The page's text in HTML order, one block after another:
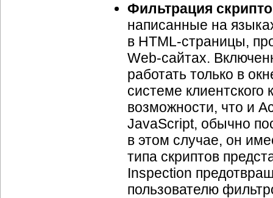
Фильтрация
написанные на
в HTML-страницы,
Web-сайтах.
работать только в
системе
возможности, что и
JavaScript, обычно
в этом случае, он
типа скриптов
Inspection
пользователю